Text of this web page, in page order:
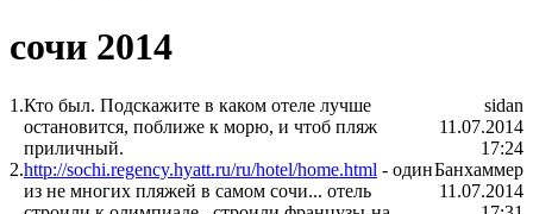
сочи 2014
1.Кто был. Подскажите в каком отеле лучше
остановится, поближе к морю, и чтоб пляж
приличный.
sidan
11.07.2014
17:24
2.http://sochi.regency.hyatt.ru/ru/hotel/home.html - один
из не многих пляжей в самом сочи... отель
Банхаммер
11.07.2014